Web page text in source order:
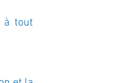
à tout